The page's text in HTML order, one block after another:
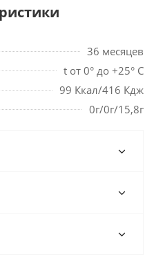
36 месяцев
t от 0° до +25° С
99 Ккал/416 Кдж
0г/0г/15,8г